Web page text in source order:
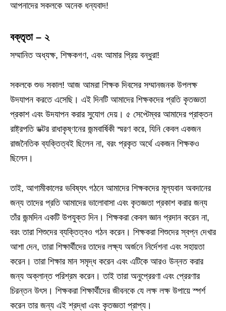
আপনাদের সকলকে অনেক ধন্যবাদ!
বক্তৃতা – ২
সম্মানিত অধ্যক্ষ, শিক্ষকগণ, এবং আমার প্রিয় বন্ধুরা!
সকলকে শুভ সকাল! আজ আমরা শিক্ষক দিবসের সম্মানজনক উপলক্ষ
উদযাপন করতে এসেছি। এই দিনটি আমাদের শিক্ষকদের প্রতি কৃতজ্ঞতা
প্রকাশ এবং উদযাপন করার সুযোগ দেয়। ৫ সেপ্টেম্বর আমাদের প্রাক্তন
রাষ্ট্রপতি ডক্টর রাধাকৃষ্ণনের জন্মবার্ষিকী স্মরণ করে, যিনি কেবল একজন
রাজনৈতিক ব্যক্তিত্বই ছিলেন না, বরং প্রকৃত অর্থে একজন শিক্ষকও
ছিলেন।
তাই, আগামীকালের ভবিষ্যৎ গঠনে আমাদের শিক্ষকদের মূল্যবান অবদানের
জন্য তাদের প্রতি আমাদের ভালোবাসা এবং কৃতজ্ঞতা প্রকাশ করার জন্য
তাঁর জন্মদিন একটি উপযুক্ত দিন। শিক্ষকরা কেবল জ্ঞান প্রদান করেন না,
বরং তারা শিশুদের ব্যক্তিত্বও গঠন করেন। শিক্ষকরা শিশুদের স্বপ্ন দেখার
আশা দেন, তারা শিক্ষার্থীদের তাদের লক্ষ্য অর্জনে নির্দেশনা এবং সহায়তা
করেন। তারা শিক্ষার মান সমৃদ্ধ করেন এবং এটিকে আরও উন্নত করার
জন্য অক্লান্ত পরিশ্রম করেন। তাই তারা অনুপ্রেরণা এবং প্রেরণার
চিরন্তন উৎস। শিক্ষকরা শিক্ষার্থীদের জীবনকে যে লক্ষ লক্ষ উপায়ে স্পর্শ
করেন তার জন্য এই শ্রদ্ধা এবং কৃতজ্ঞতা প্রাপ্য।